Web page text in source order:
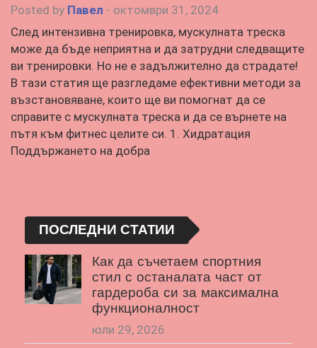
Posted by Павел - октомври 31, 2024
След интензивна тренировка, мускулната треска
може да бъде неприятна и да затрудни следващите
ви тренировки. Но не е задължително да страдате!
В тази статия ще разгледаме ефективни методи за
възстановяване, които ще ви помогнат да се
справите с мускулната треска и да се върнете на
пътя към фитнес целите си. 1. Хидратация
Поддържането на добра
ПОСЛЕДНИ СТАТИИ
Как да съчетаем спортния
стил с останалата част от
гардероба си за максимална
функционалност
юли 29, 2026